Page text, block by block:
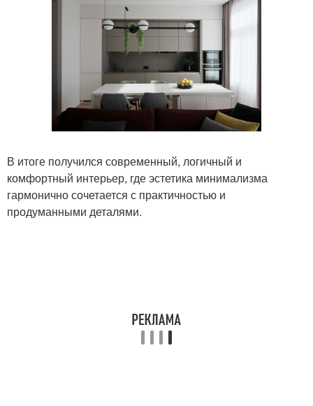
В итоге получился современный, логичный и
комфортный интерьер, где эстетика минимализма
гармонично сочетается с практичностью и
продуманными деталями.